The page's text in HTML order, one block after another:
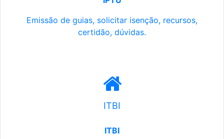
Emissão de guias, solicitar isenção, recursos,
certidão, dúvidas.
ITBI
ITBI